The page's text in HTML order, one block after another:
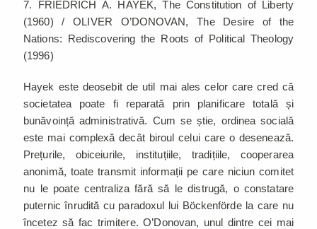
7. FRIEDRICH A. HAYEK, The Constitution of Liberty
(1960) / OLIVER O’DONOVAN, The Desire of the
Nations: Rediscovering the Roots of Political Theology
(1996)
Hayek este deosebit de util mai ales celor care cred că
societatea poate fi reparată prin planificare totală și
bunăvoință administrativă. Cum se știe, ordinea socială
este mai complexă decât biroul celui care o desenează.
Prețurile, obiceiurile, instituțiile, tradițiile, cooperarea
anonimă, toate transmit informații pe care niciun comitet
nu le poate centraliza fără să le distrugă, o constatare
puternic înrudită cu paradoxul lui Böckenförde la care nu
încetez să fac trimitere. O’Donovan, unul dintre cei mai